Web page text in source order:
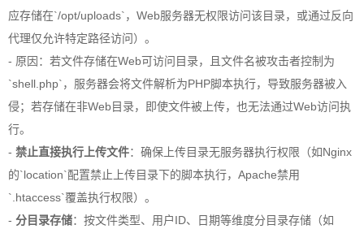
应存储在`/opt/uploads`，Web服务器无权限访问该目录，或通过反向
代理仅允许特定路径访问）。
- 原因：若文件存储在Web可访问目录，且文件名被攻击者控制为
`shell.php`，服务器会将文件解析为PHP脚本执行，导致服务器被入
侵；若存储在非Web目录，即使文件被上传，也无法通过Web访问执
行。
- 禁止直接执行上传文件：确保上传目录无服务器执行权限（如Nginx
的`location`配置禁止上传目录下的脚本执行，Apache禁用
`.htaccess`覆盖执行权限）。
- 分目录存储：按文件类型、用户ID、日期等维度分目录存储（如